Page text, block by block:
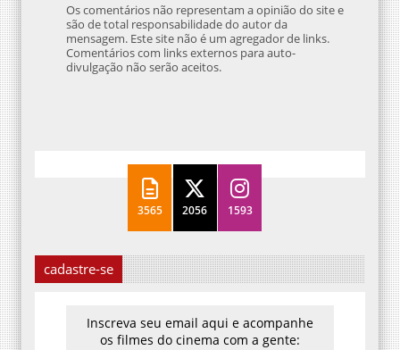
Os comentários não representam a opinião do site e
são de total responsabilidade do autor da
mensagem. Este site não é um agregador de links.
Comentários com links externos para auto-
divulgação não serão aceitos.
3565 2056 1593
cadastre-se
Inscreva seu email aqui e acompanhe
os filmes do cinema com a gente: